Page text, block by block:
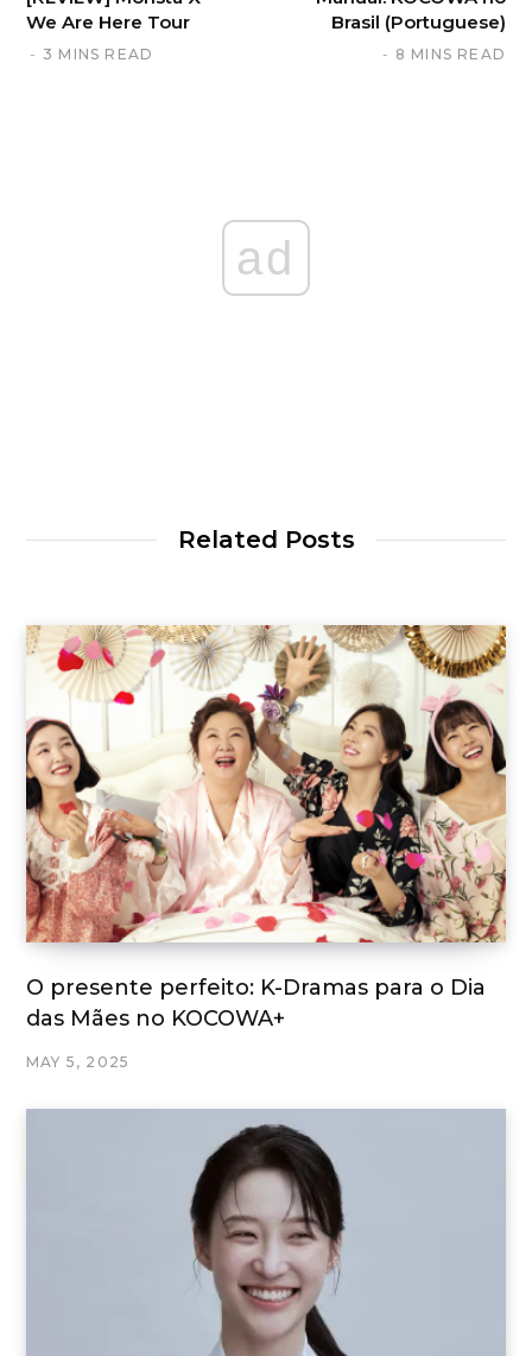
We Are Here Tour
3 MINS READ
Brasil (Portuguese)
8 MINS READ
ad
Related Posts
O presente perfeito: K-Dramas para o Dia
das Mães no KOCOWA+
MAY 5, 2025